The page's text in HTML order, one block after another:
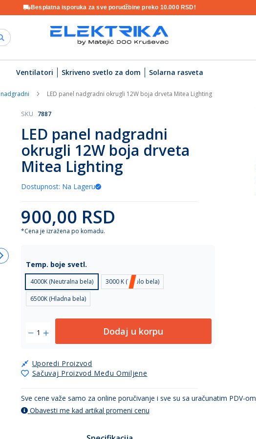
Besplatna isporuka za sve porudžbine preko 10.000 RSD!
Ventilatori Skriveno svetlo za dom Solarna rasveta
LED panel nadgradni okrugli 12W boja drveta Mitea Lighting
LED panel nadgradni
okrugli 12W boja drveta
Mitea Lighting
SKU 7887
Dostupnost: Na Lageru
900,00 RSD
*Cena je izražena po komadu.
Temp. boje svetl.
4000K (Neutralna bela) 3000 K (Toplo bela)
6500K (Hladna bela)
Dodaj u korpu
Sačuvaj Proizvod Među Omiljene
Uporedi Proizvod
Sve cene važe samo za online poručivanje i sve su sa uračunatim PDV-om
Obavesti me kad artikal promeni cenu